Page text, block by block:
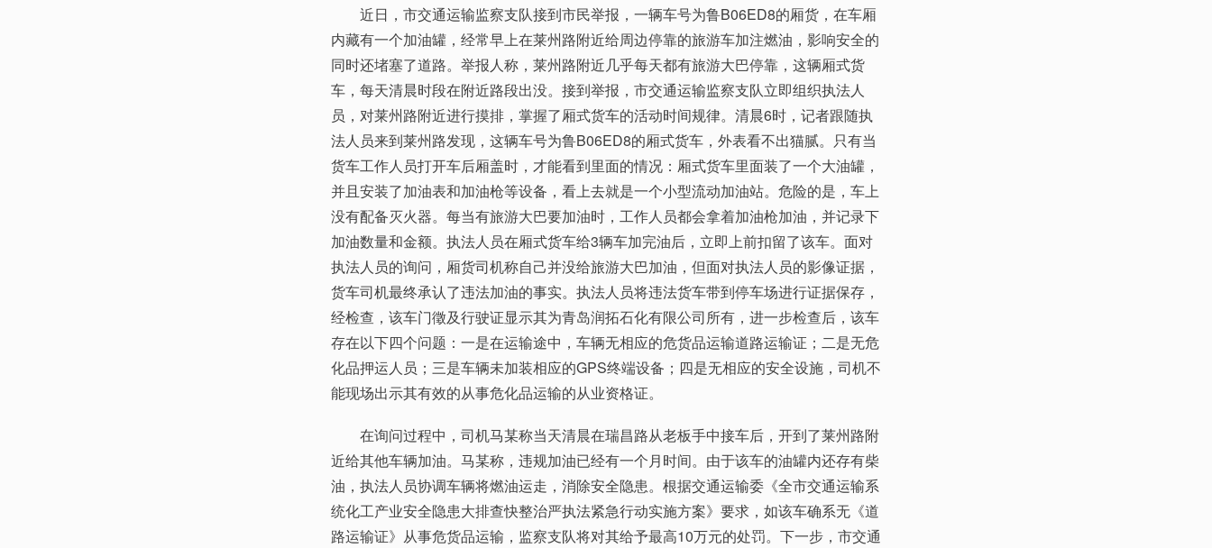
近日，市交通运输监察支队接到市民举报，一辆车号为鲁B06ED8的厢货，在车厢
内藏有一个加油罐，经常早上在莱州路附近给周边停靠的旅游车加注燃油，影响安全的
同时还堵塞了道路。举报人称，莱州路附近几乎每天都有旅游大巴停靠，这辆厢式货
车，每天清晨时段在附近路段出没。接到举报，市交通运输监察支队立即组织执法人
员，对莱州路附近进行摸排，掌握了厢式货车的活动时间规律。清晨6时，记者跟随执
法人员来到莱州路发现，这辆车号为鲁B06ED8的厢式货车，外表看不出猫腻。只有当
货车工作人员打开车后厢盖时，才能看到里面的情况：厢式货车里面装了一个大油罐，
并且安装了加油表和加油枪等设备，看上去就是一个小型流动加油站。危险的是，车上
没有配备灭火器。每当有旅游大巴要加油时，工作人员都会拿着加油枪加油，并记录下
加油数量和金额。执法人员在厢式货车给3辆车加完油后，立即上前扣留了该车。面对
执法人员的询问，厢货司机称自己并没给旅游大巴加油，但面对执法人员的影像证据，
货车司机最终承认了违法加油的事实。执法人员将违法货车带到停车场进行证据保存，
经检查，该车门徵及行驶证显示其为青岛润拓石化有限公司所有，进一步检查后，该车
存在以下四个问题：一是在运输途中，车辆无相应的危货品运输道路运输证；二是无危
化品押运人员；三是车辆未加装相应的GPS终端设备；四是无相应的安全设施，司机不
能现场出示其有效的从事危化品运输的从业资格证。
在询问过程中，司机马某称当天清晨在瑞昌路从老板手中接车后，开到了莱州路附
近给其他车辆加油。马某称，违规加油已经有一个月时间。由于该车的油罐内还存有柴
油，执法人员协调车辆将燃油运走，消除安全隐患。根据交通运输委《全市交通运输系
统化工产业安全隐患大排查快整治严执法紧急行动实施方案》要求，如该车确系无《道
路运输证》从事危货品运输，监察支队将对其给予最高10万元的处罚。下一步，市交通